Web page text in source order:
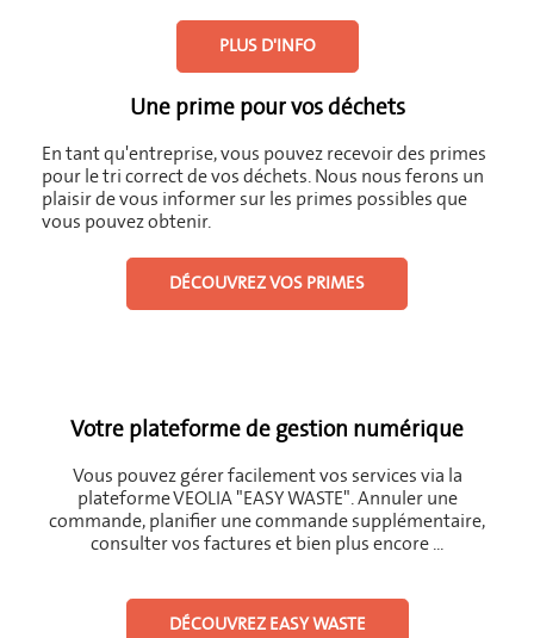
PLUS D'INFO
Une prime pour vos déchets
En tant qu'entreprise, vous pouvez recevoir des primes
pour le tri correct de vos déchets. Nous nous ferons un
plaisir de vous informer sur les primes possibles que
vous pouvez obtenir.
DÉCOUVREZ VOS PRIMES
Votre plateforme de gestion numérique
Vous pouvez gérer facilement vos services via la
plateforme VEOLIA "EASY WASTE".Annuler une
commande, planifier une commande supplémentaire,
consulter vos factures et bien plus encore ...
DÉCOUVREZ EASY WASTE